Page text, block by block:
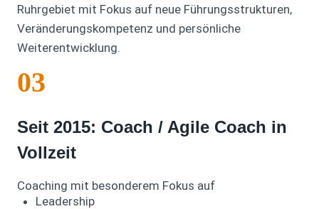
Ruhrgebiet mit Fokus auf neue Führungsstrukturen,
Veränderungskompetenz und persönliche
Weiterentwicklung.
03
Seit 2015: Coach / Agile Coach in
Vollzeit
Coaching mit besonderem Fokus auf
Leadership